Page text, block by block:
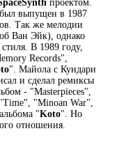
проектом.
выпущен в 1987
Так же мелодии
Ван Эйк), однако
В 1989 году,
Records",
". Майола с Кундари
и сделал ремиксы
- "Masterpieces",
"Minoan War",
"Koto". Но
отношения.